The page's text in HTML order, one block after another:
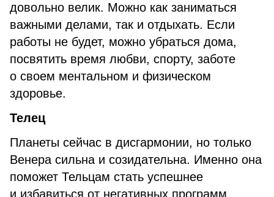
довольно велик. Можно как заниматься
важными делами, так и отдыхать. Если
работы не будет, можно убраться дома,
посвятить время любви, спорту, заботе
о своем ментальном и физическом
здоровье.
Телец
Планеты сейчас в дисгармонии, но только
Венера сильна и созидательна. Именно она
поможет Тельцам стать успешнее
и избавиться от негативных программ.